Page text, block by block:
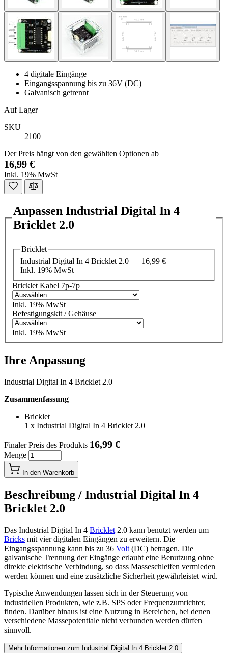
4 digitale Eingänge
Eingangsspannung bis zu 36V (DC)
Galvanisch getrennt
Auf Lager
SKU
2100
Der Preis hängt von den gewählten Optionen ab
16,99 €
Inkl. 19% MwSt
Anpassen Industrial Digital In 4
Bricklet 2.0
Bricklet
Industrial Digital In 4 Bricklet 2.0 + 16,99 €
Inkl. 19% MwSt
Bricklet Kabel 7p-7p
Inkl. 19% MwSt
Befestigungskit / Gehäuse
Inkl. 19% MwSt
Ihre Anpassung
Industrial Digital In 4 Bricklet 2.0
Zusammenfassung
Bricklet
1 x Industrial Digital In 4 Bricklet 2.0
Finaler Preis des Produkts 16,99 €
Menge
In den Warenkorb
Beschreibung / Industrial Digital In 4
Bricklet 2.0
Das Industrial Digital In 4 Bricklet 2.0 kann benutzt werden um
Bricks mit vier digitalen Eingängen zu erweitern. Die
Eingangsspannung kann bis zu 36 Volt (DC) betragen. Die
galvanische Trennung der Eingänge erlaubt eine Benutzung ohne
direkte elektrische Verbindung, so dass Masseschleifen vermieden
werden können und eine zusätzliche Sicherheit gewährleistet wird.
Typische Anwendungen lassen sich in der Steuerung von
industriellen Produkten, wie z.B. SPS oder Frequenzumrichter,
finden. Darüber hinaus ist eine Nutzung in Bereichen, bei denen
verschiedene Massepotentiale nicht verbunden werden dürfen
sinnvoll.
Mehr Informationen zum Industrial Digital In 4 Bricklet 2.0